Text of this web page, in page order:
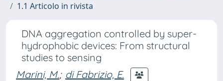
1.1 Articolo in rivista
DNA aggregation controlled by super-
hydrophobic devices: From structural
studies to sensing
Marini, M.; di Fabrizio, E.